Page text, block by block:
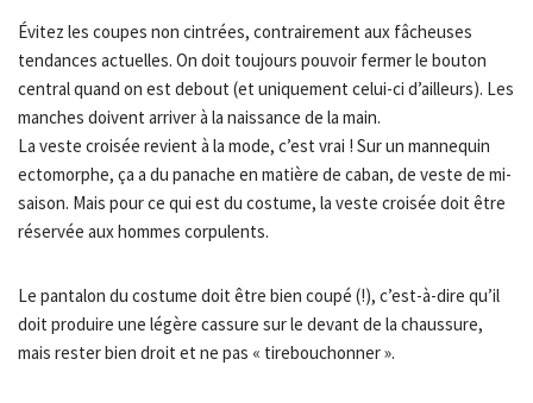
Évitez les coupes non cintrées, contrairement aux fâcheuses
tendances actuelles. On doit toujours pouvoir fermer le bouton
central quand on est debout (et uniquement celui-ci d’ailleurs). Les
manches doivent arriver à la naissance de la main.
La veste croisée revient à la mode, c’est vrai ! Sur un mannequin
ectomorphe, ça a du panache en matière de caban, de veste de mi-
saison. Mais pour ce qui est du costume, la veste croisée doit être
réservée aux hommes corpulents.
Le pantalon du costume doit être bien coupé (!), c’est-à-dire qu’il
doit produire une légère cassure sur le devant de la chaussure,
mais rester bien droit et ne pas « tirebouchonner ».